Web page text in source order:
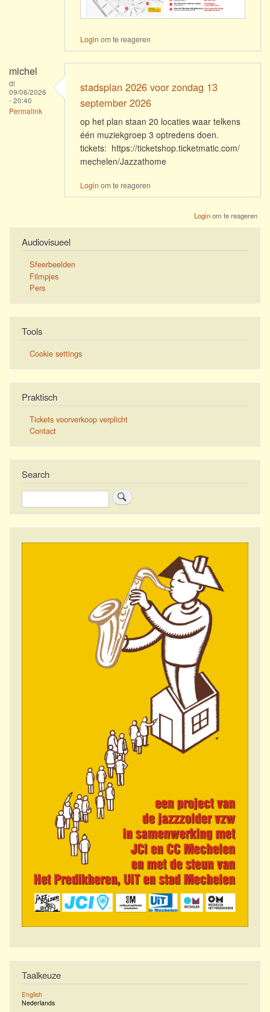
Login om te reageren
michel
di
09/06/2026
- 20:40
Permalink
stadsplan 2026 voor zondag 13
september 2026
op het plan staan 20 locaties waar telkens
één muziekgroep 3 optredens doen.
tickets: https://ticketshop.ticketmatic.com/
mechelen/Jazzathome
Login om te reageren
Loginom te reageren
Audiovisueel
Sfeerbeelden
Filmpjes
Pers
Tools
Cookie settings
Praktisch
Tickets voorverkoop verplicht
Contact
Search
Zoeken
Taalkeuze
English
Nederlands